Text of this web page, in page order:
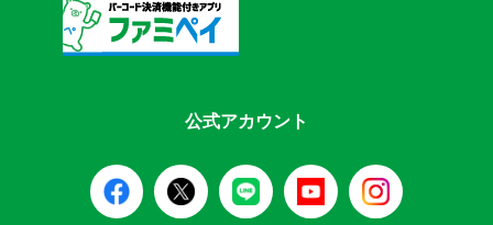
公式アカウント